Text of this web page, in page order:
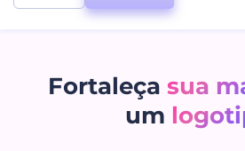
Fortaleça sua
um